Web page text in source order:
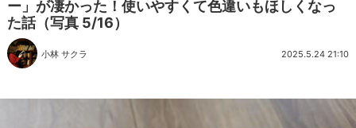
ー」が凄かった！使いやすくて色違いもほしくなっ
た話（写真 5/16）
小林 サクラ 2025.5.24 21:10